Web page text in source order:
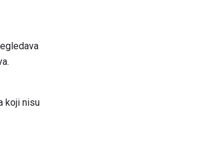
koji nisu